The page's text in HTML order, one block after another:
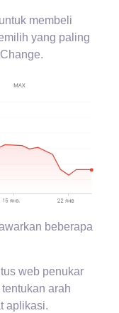
membeli
yang paling
beberapa
web penukar
arah
aplikasi.